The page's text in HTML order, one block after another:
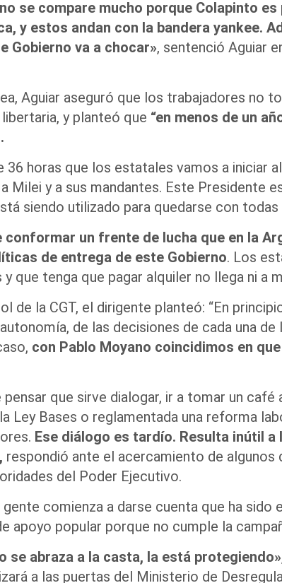
se compare mucho porque Colapinto
y estos andan con la bandera yankee.
Gobierno va a chocar», sentenció Aguiar
Aguiar aseguró que los trabajadores no
y planteó que “en menos de un
36 horas que los estatales vamos a iniciar
Milei y a sus mandantes. Este Presidente
siendo utilizado para quedarse con todas
conformar un frente de lucha que en la
de entrega de este Gobierno. Los
y que tenga que pagar alquiler no llega ni a
de la CGT, el dirigente planteó: “En
de las decisiones de cada una
con Pablo Moyano coincidimos en
pensar que sirve dialogar, ir a tomar un café
Ley Bases o reglamentada una reforma
Ese diálogo es tardío. Resulta inútil
respondió ante el acercamiento de
del Poder Ejecutivo.
gente comienza a darse cuenta que ha sido
apoyo popular porque no cumple la
se abraza a la casta, la está protegiendo»
a las puertas del Ministerio de